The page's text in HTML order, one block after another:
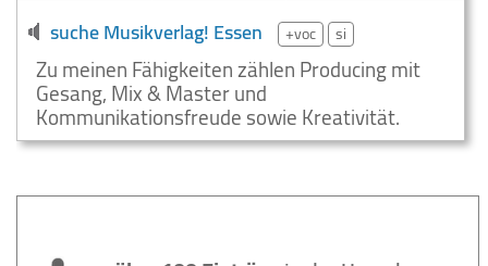
suche Musikverlag! Essen +voc si
Zu meinen Fähigkeiten zählen Producing mit
Gesang, Mix & Master und
Kommunikationsfreude sowie Kreativität.